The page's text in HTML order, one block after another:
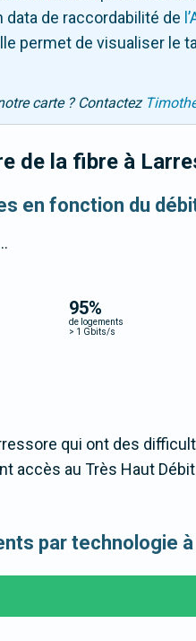
de raccordabilité de
permet de visualiser le
carte ? Contactez
de la fibre à
en fonction du
95%
de logements
> 1 Gbits/s
qui ont des
accès au Très Haut
par technologie